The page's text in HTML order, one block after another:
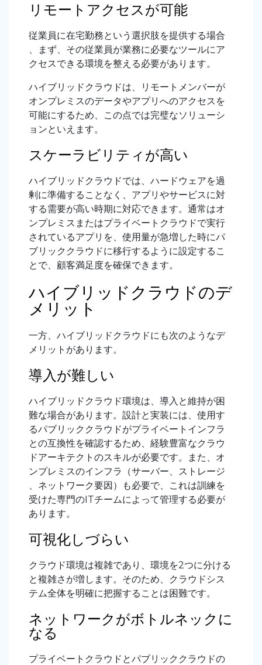
リモートアクセスが可能
従業員に在宅勤務という選択肢を提供する場合
、まず、その従業員が業務に必要なツールにア
クセスできる環境を整える必要があります。
ハイブリッドクラウドは、リモートメンバーが
オンプレミスのデータやアプリへのアクセスを
可能にするため、この点では完璧なソリューシ
ョンといえます。
スケーラビリティが高い
ハイブリッドクラウドでは、ハードウェアを過
剰に準備することなく、アプリやサービスに対
する需要が高い時期に対応できます。通常はオ
ンプレミスまたはプライベートクラウドで実行
されているアプリを、使用量が急増した時にパ
ブリッククラウドに移行するように設定するこ
とで、顧客満足度を確保できます。
ハイブリッドクラウドのデ
メリット
一方、ハイブリッドクラウドにも次のようなデ
メリットがあります。
導入が難しい
ハイブリッドクラウド環境は、導入と維持が困
難な場合があります。設計と実装には、使用す
るパブリッククラウドがプライベートインフラ
との互換性を確認するため、経験豊富なクラウ
ドアーキテクトのスキルが必要です。また、オ
ンプレミスのインフラ（サーバー、ストレージ
、ネットワーク要因）も必要で、これは訓練を
受けた専門のITチームによって管理する必要が
あります。
可視化しづらい
クラウド環境は複雑であり、環境を2つに分ける
と複雑さが増します。そのため、クラウドシス
テム全体を明確に把握することは困難です。
ネットワークがボトルネックに
なる
プライベートクラウドとパブリッククラウドの